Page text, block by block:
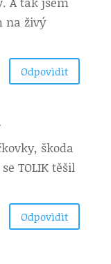
na živý
Odpovìdìt
škoda
TOLIK těšil
Odpovìdìt